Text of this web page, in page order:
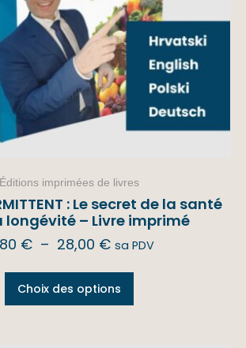
Éditions imprimées de livres
: Le secret de la santé
longévité – Livre imprimé
€ – 28,00 € sa PDV
Choix des options